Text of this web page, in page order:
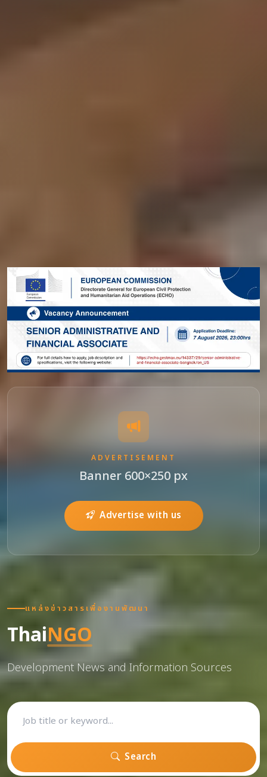
ADVERTISEMENT
Banner 600×250 px
Advertise with us
แหล่งข่าวสารเพื่องานพัฒนา
ThaiNGO
Development News and Information Sources
Search